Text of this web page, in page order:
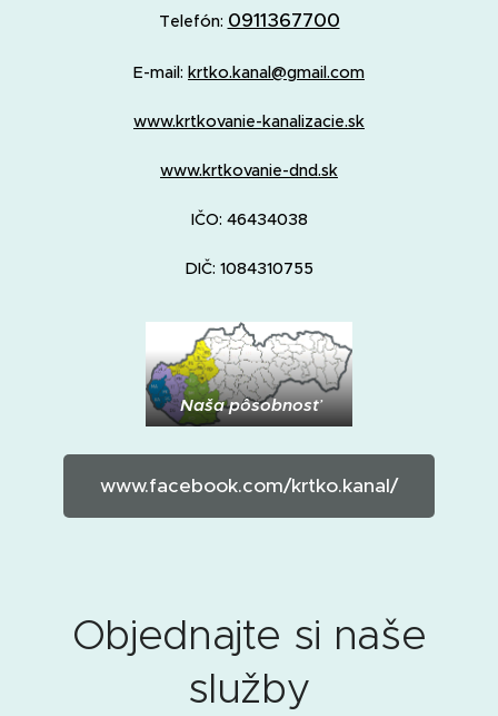
Telefón: 0911367700
E-mail: krtko.kanal@gmail.com
www.krtkovanie-kanalizacie.sk
www.krtkovanie-dnd.sk
IČO: 46434038
DIČ: 1084310755
Naša pôsobnosť
www.facebook.com/krtko.kanal/
Objednajte si naše
služby